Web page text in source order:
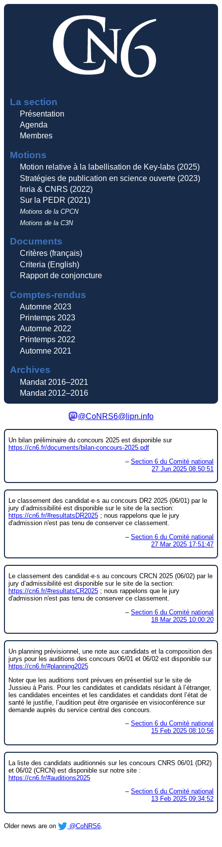
La section
Présentation
Agenda
Membres
Motions
Motion relative à la labellisation de Key-labs (2025)
Stratégies de publication en science ouverte (2023)
Inria & CNRS (2022)
Sur la PEDR (2021)
Motions de la CPCN
Motions de la C3N
Documents
Critères (français)
Criteria (English)
Rapport de conjoncture
Comptes-rendus
Automne 2023
Printemps 2023
Automne 2022
Printemps 2022
Automne 2021
Archives
Mandat 2016–2021
Mandat 2012–2016
@CoNRS6@lipn.info
Un bilan préliminaire du concours 2025 est disponible sur
https://cn6.fr/documents/bilan-concours-2025.pdf
–Section 6 du Comité national
27 Jun 2025 08:50:51
Le classement des candidat·e·s au concours DR2 2025 (06/01) par le
jury d’admissibilité est disponible sur le site de la section:
https://cn6.fr/#resultatsDR2025; nous rappelons que le jury
d'admission n'est pas tenu de conserver ce classement.
–Section 6 du Comité national
27 Mar 2025 17:51:47
Le classement des candidat·e·s au concours CRCN 2025 (06/02) par le
jury d’admissibilité est disponible sur le site de la section:
https://cn6.fr/#resultatsCR2025; nous rappelons que le jury
d'admission n'est pas tenu de conserver ce classement.
–Section 6 du Comité national
18 Mar 2025 10:00:20
Un planning prévisionnel, une note aux candidats et la composition des
jurys pour les auditions des concours 06/01 et 06/02 est disponible sur
https://cn6.fr/#planning2025
Noter que les auditions sont prévues en présentiel sur le site de
Jussieu à Paris. Pour les candidates et candidats résidant à l’étranger,
les candidates enceintes et les candidates et candidats dont l’état de
santé le justifie, l’audition peut être organisée en visioconférence sur
demande auprès du service central des concours.
–Section 6 du Comité national
15 Feb 2025 08:10:56
La liste des candidats auditionnés sur les concours CNRS 06/01 (DR2)
et 06/02 (CRCN) est disponible sur notre site :
https://cn6.fr/#auditions2025
–Section 6 du Comité national
13 Feb 2025 09:34:52
Older news are on @CoNRS6